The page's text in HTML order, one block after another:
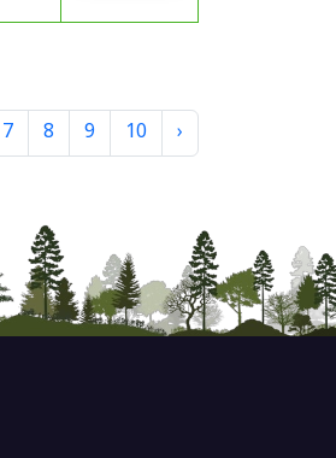
7 8 9 10 ›